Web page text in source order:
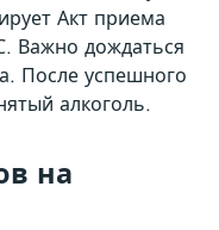
Акт приема
Важно дождаться
После успешного
алкоголь.
на